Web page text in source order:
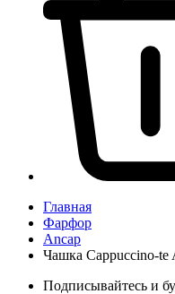
Главная
Фарфор
Ancap
Чашка Cappuccino-te
Подписывайтесь и